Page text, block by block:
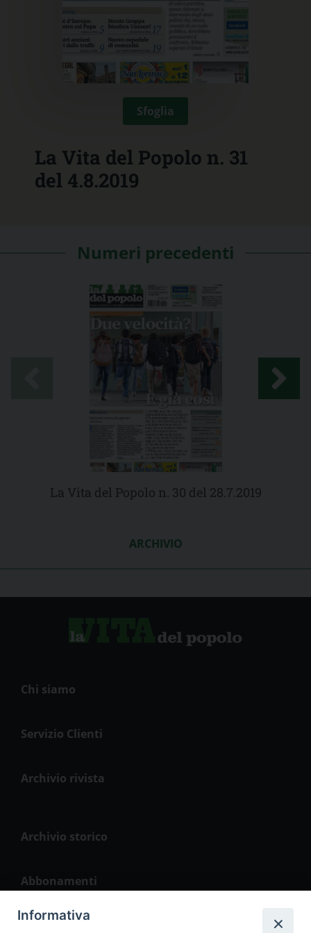
Sfoglia
La Vita del Popolo n. 31
del 4.8.2019
Numeri precedenti
La Vita del Popolo n. 30 del 28.7.2019
ARCHIVIO
Chi siamo
Servizio Clienti
Archivio rivista
Archivio storico
Abbonamenti
Informativa